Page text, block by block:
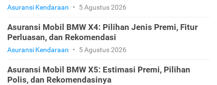
Asuransi Kendaraan • 5 Agustus 2026
Asuransi Mobil BMW X4: Pilihan Jenis Premi, Fitur
Perluasan, dan Rekomendasi
Asuransi Kendaraan • 5 Agustus 2026
Asuransi Mobil BMW X5: Estimasi Premi, Pilihan
Polis, dan Rekomendasinya